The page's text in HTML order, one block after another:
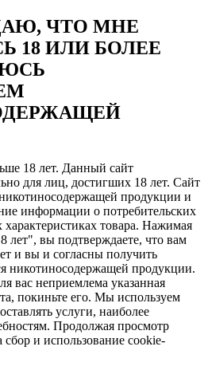
ЧТО МНЕ
18 ИЛИ БОЛЕЕ
18 лет. Данный сайт
для лиц, достигших 18 лет. Сайт
продукции и
информации о потребительских
характеристиках товара. Нажимая
лет", вы подтверждаете, что вам
и вы и согласны получить
продукции.
вас неприемлема указанная
покиньте его. Мы используем
услуги, наиболее
Продолжая просмотр
сбор и использование cookie-